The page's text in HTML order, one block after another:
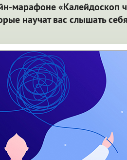
марафоне «Калейдоскоп
научат вас слышать